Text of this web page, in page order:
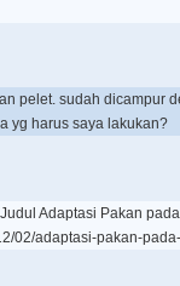
pelet. sudah dicampur
yg harus saya lakukan?
Adaptasi Pakan
02/adaptasi-pakan-